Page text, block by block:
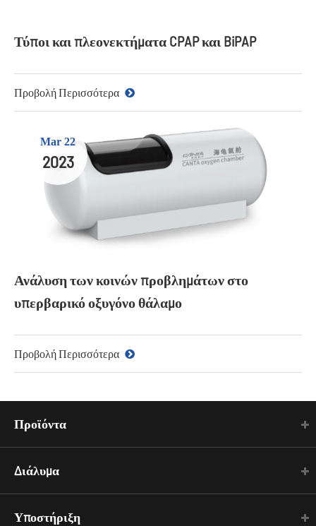
Τύποι και πλεονεκτήματα CPAP και BiPAP
Προβολή Περισσότερα
Mar 22
2023
Ανάλυση των κοινών προβλημάτων στο
υπερβαρικό οξυγόνο θάλαμο
Προβολή Περισσότερα
Προϊόντα
Διάλυμα
Υποστήριξη